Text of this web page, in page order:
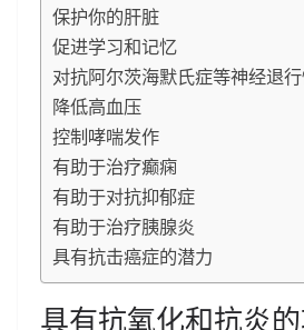
保护你的肝脏
促进学习和记忆
对抗阿尔茨海默氏症等神经退
降低高血压
控制哮喘发作
有助于治疗癫痫
有助于对抗抑郁症
有助于治疗胰腺炎
具有抗击癌症的潜力
具有抗氧化和抗炎